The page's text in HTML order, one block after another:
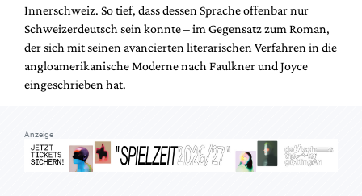
Suche
Innerschweiz. So tief, dass dessen Sprache offenbar nur
Schweizerdeutsch sein konnte – im Gegensatz zum Roman,
der sich mit seinen avancierten literarischen Verfahren in die
angloamerikanische Moderne nach Faulkner und Joyce
eingeschrieben hat.
Anzeige